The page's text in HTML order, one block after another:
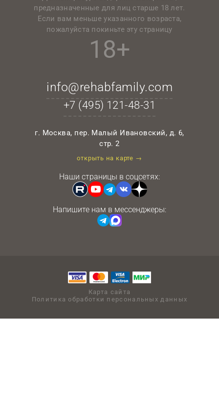
предназначенные для лиц старше 18 лет.
Если вам меньше указанного возраста,
пожалуйста покиньте эту страницу
18+
info@rehabfamily.com
+7 (495) 121-48-31
г. Москва, пер. Малый Ивановский, д. 6,
стр. 2
открыть на карте →
Наши страницы в соцсетях:
Напишите нам в мессенджеры:
Карта сайта
Политика обработки персональных данных